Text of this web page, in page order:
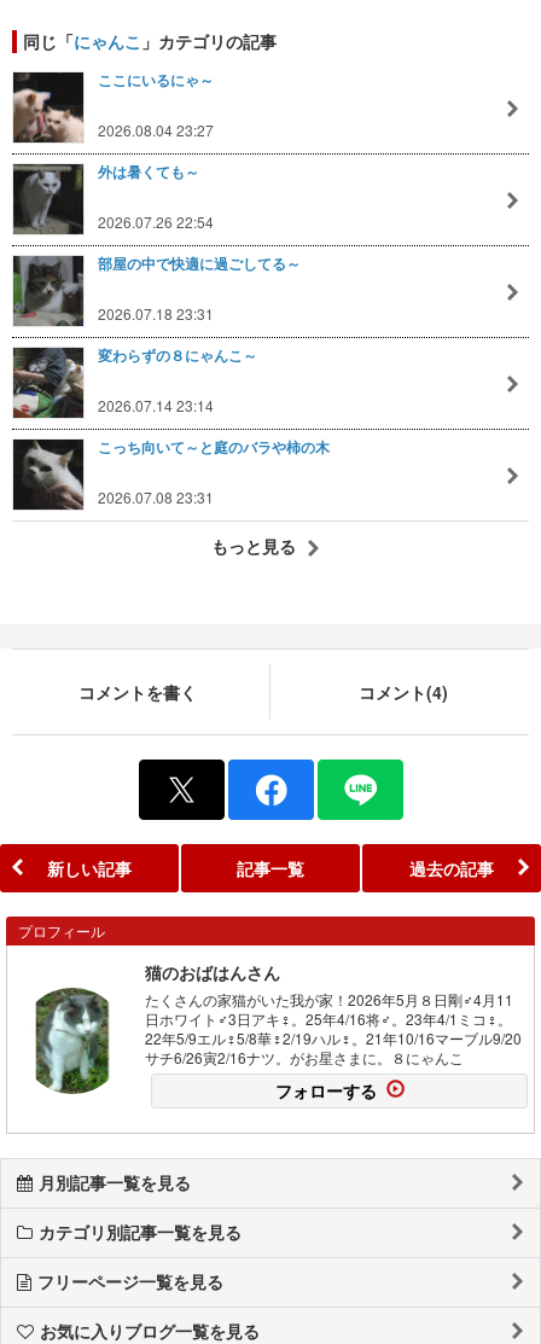
同じ「にゃんこ 」カテゴリの記事
ここにいるにゃ～
2026.08.04 23:27
外は暑くても～
2026.07.26 22:54
部屋の中で快適に過ごしてる～
2026.07.18 23:31
変わらずの８にゃんこ～
2026.07.14 23:14
こっち向いて～と庭のバラや柿の木
2026.07.08 23:31
もっと見る
コメントを書く コメント(4)
新しい記事 記事一覧 過去の記事
プロフィール
猫のおばはんさん
たくさんの家猫がいた我が家！2026年5月８日剛♂4月11
日ホワイト♂3日アキ♀。25年4/16将♂。23年4/1ミコ♀。
22年5/9エル♀5/8華♀2/19ハル♀。21年10/16マーブル9/20
サチ6/26寅2/16ナツ。がお星さまに。８にゃんこ
フォローする
月別記事一覧を見る
カテゴリ別記事一覧を見る
フリーページ一覧を見る
お気に入りブログ一覧を見る